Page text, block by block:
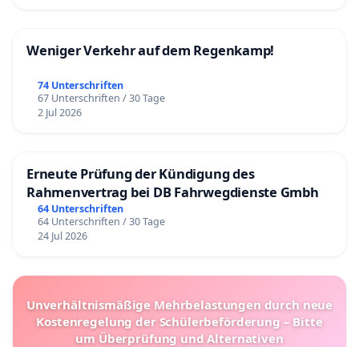
Weniger Verkehr auf dem Regenkamp!
74 Unterschriften
67 Unterschriften / 30 Tage
2 Jul 2026
Erneute Prüfung der Kündigung des
Rahmenvertrag bei DB Fahrwegdienste Gmbh
64 Unterschriften
64 Unterschriften / 30 Tage
24 Jul 2026
Unverhältnismäßige Mehrbelastungen durch neue
Kostenregelung der Schülerbeförderung – Bitte
um Überprüfung und Alternativen